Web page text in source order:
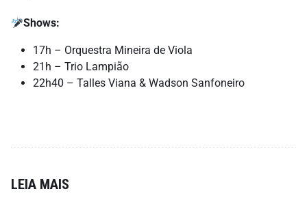
Shows:
17h – Orquestra Mineira de Viola
21h – Trio Lampião
22h40 – Talles Viana & Wadson Sanfoneiro
LEIA MAIS